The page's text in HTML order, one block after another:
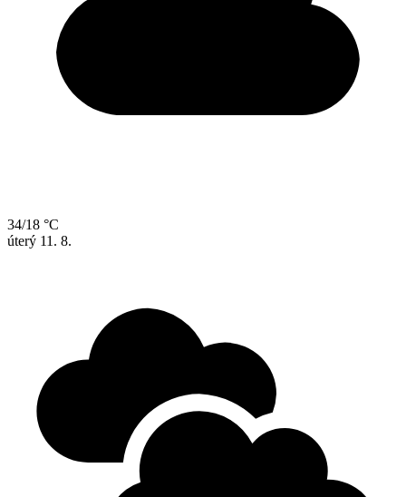
34/18 °C
úterý 11. 8.